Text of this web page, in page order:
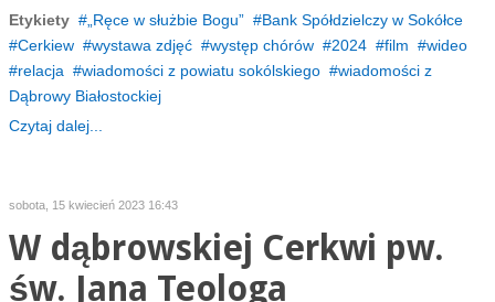
Etykiety
„Ręce w służbie Bogu”
Bank Spółdzielczy w Sokółce
Cerkiew
wystawa zdjęć występ chórów 2024 film
wideo
relacja
wiadomości z powiatu sokólskiego
wiadomości z
Dąbrowy Białostockiej
Czytaj dalej...
sobota, 15 kwiecień 2023 16:43
W dąbrowskiej Cerkwi pw.
św. Jana Teologa